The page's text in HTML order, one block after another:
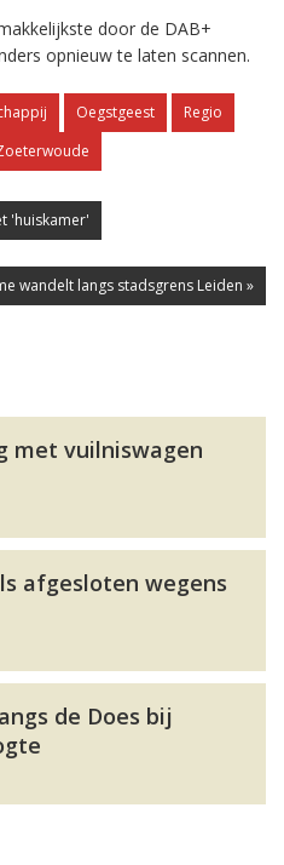
door de DAB+
opnieuw te laten scannen.
Oegstgeest
Regio
'huiskamer'
wandelt langs stadsgrens Leiden »
met vuilniswagen
afgesloten wegens
de Does bij